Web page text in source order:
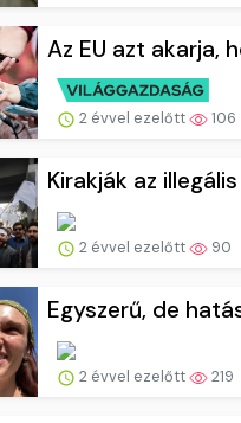
Az EU azt akarja,
2 évvel ezelőtt 106
Kirakják az
2 évvel ezelőtt 90
Egyszerű, de
2 évvel ezelőtt 219